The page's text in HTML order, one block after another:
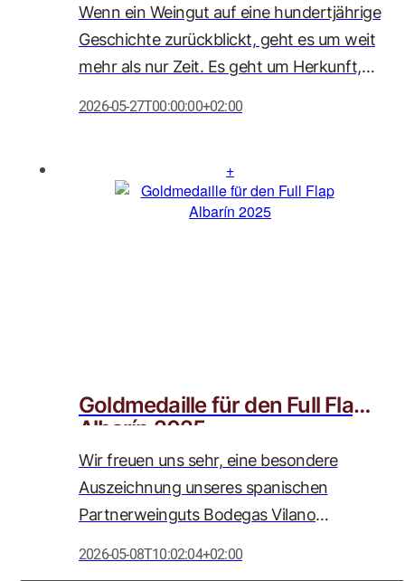
Wenn ein Weingut auf eine hundertjährige
Geschichte zurückblickt, geht es um weit
mehr als nur Zeit. Es geht um Herkunft,
(gegründet 1926) – ein Meilenstein, den
wir als Weinstrasse Adolph GmbH mit
2026-05-27T00:00:00+02:00
Goldmedaille für den Full Flap
Albarín 2025
Wir freuen uns sehr, eine besondere
Auszeichnung unseres spanischen
Partnerweinguts Bodegas Vilano
2026-05-08T10:02:04+02:00